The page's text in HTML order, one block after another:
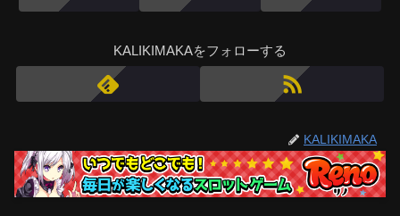
KALIKIMAKAをフォローする
KALIKIMAKA